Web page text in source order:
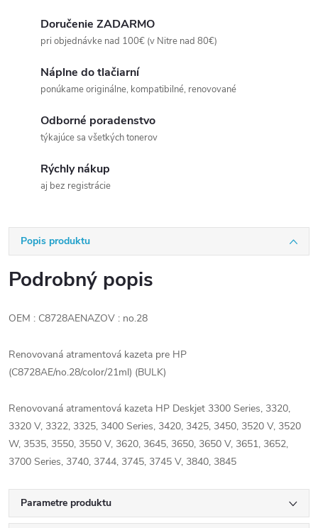
Doručenie ZADARMO
pri objednávke nad 100€ (v Nitre nad 80€)
Náplne do tlačiarní
ponúkame originálne, kompatibilné, renovované
Odborné poradenstvo
týkajúce sa všetkých tonerov
Rýchly nákup
aj bez registrácie
Popis produktu
Podrobný popis
OEM : C8728AENAZOV : no.28
Renovovaná atramentová kazeta pre HP
(C8728AE/no.28/color/21ml) (BULK)
Renovovaná atramentová kazeta HP Deskjet 3300 Series, 3320,
3320 V, 3322, 3325, 3400 Series, 3420, 3425, 3450, 3520 V, 3520
W, 3535, 3550, 3550 V, 3620, 3645, 3650, 3650 V, 3651, 3652,
3700 Series, 3740, 3744, 3745, 3745 V, 3840, 3845
Parametre produktu